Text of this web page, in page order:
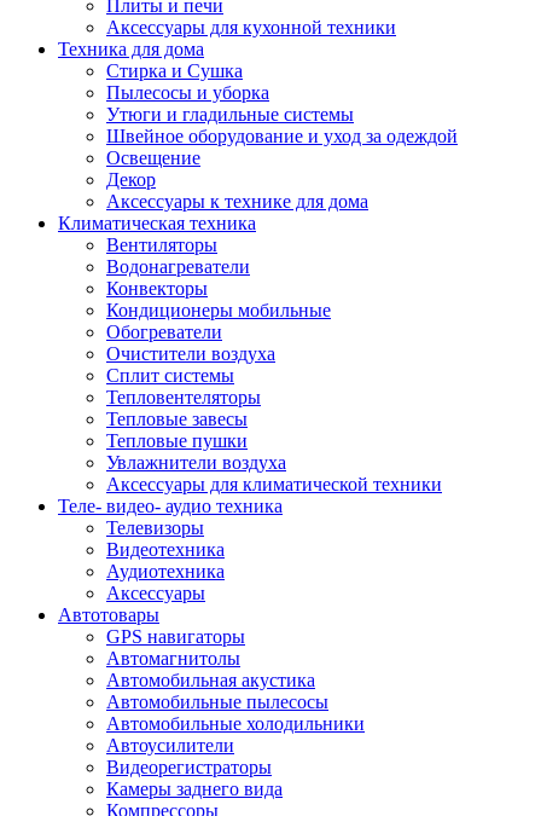
Плиты и печи
Аксессуары для кухонной техники
Техника для дома
Стирка и Сушка
Пылесосы и уборка
Утюги и гладильные системы
Швейное оборудование и уход за одеждой
Освещение
Декор
Аксессуары к технике для дома
Климатическая техника
Вентиляторы
Водонагреватели
Конвекторы
Кондиционеры мобильные
Обогреватели
Очистители воздуха
Сплит системы
Тепловентеляторы
Тепловые завесы
Тепловые пушки
Увлажнители воздуха
Аксессуары для климатической техники
Теле- видео- аудио техника
Телевизоры
Видеотехника
Аудиотехника
Аксессуары
Автотовары
GPS навигаторы
Автомагнитолы
Автомобильная акустика
Автомобильные пылесосы
Автомобильные холодильники
Автоусилители
Видеорегистраторы
Камеры заднего вида
Компрессоры